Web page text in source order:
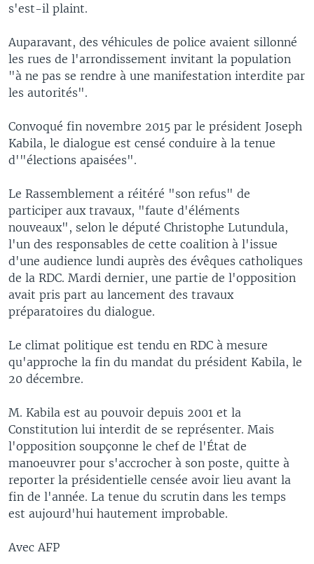
s'est-il plaint.
Auparavant, des véhicules de police avaient sillonné
les rues de l'arrondissement invitant la population
"à ne pas se rendre à une manifestation interdite par
les autorités".
Convoqué fin novembre 2015 par le président Joseph
Kabila, le dialogue est censé conduire à la tenue
d'"élections apaisées".
Le Rassemblement a réitéré "son refus" de
participer aux travaux, "faute d'éléments
nouveaux", selon le député Christophe Lutundula,
l'un des responsables de cette coalition à l'issue
d'une audience lundi auprès des évêques catholiques
de la RDC. Mardi dernier, une partie de l'opposition
avait pris part au lancement des travaux
préparatoires du dialogue.
Le climat politique est tendu en RDC à mesure
qu'approche la fin du mandat du président Kabila, le
20 décembre.
M. Kabila est au pouvoir depuis 2001 et la
Constitution lui interdit de se représenter. Mais
l'opposition soupçonne le chef de l'État de
manoeuvrer pour s'accrocher à son poste, quitte à
reporter la présidentielle censée avoir lieu avant la
fin de l'année. La tenue du scrutin dans les temps
est aujourd'hui hautement improbable.
Avec AFP